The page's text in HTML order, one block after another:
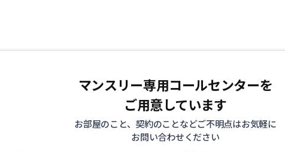
マンスリー専用コールセンターを
ご用意しています
お部屋のこと、契約のことなどご不明点はお気軽に
お問い合わせください